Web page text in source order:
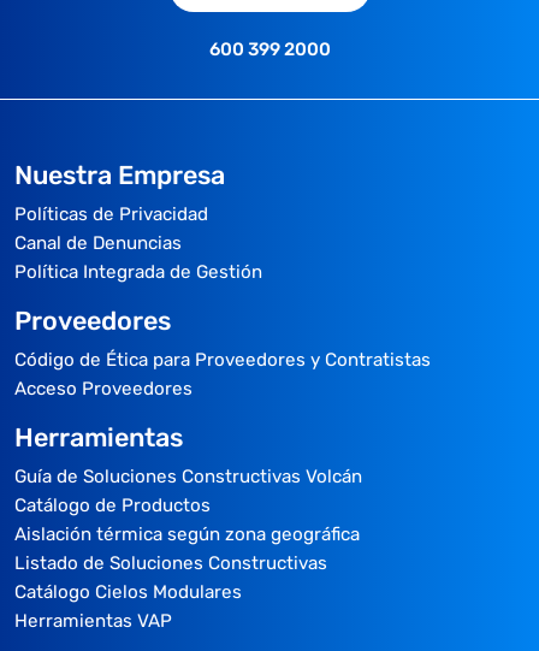
600 399 2000
Nuestra Empresa
Políticas de Privacidad
Canal de Denuncias
Política Integrada de Gestión
Proveedores
Código de Ética para Proveedores y Contratistas
Acceso Proveedores
Herramientas
Guía de Soluciones Constructivas Volcán
Catálogo de Productos
Aislación térmica según zona geográfica
Listado de Soluciones Constructivas
Catálogo Cielos Modulares
Herramientas VAP